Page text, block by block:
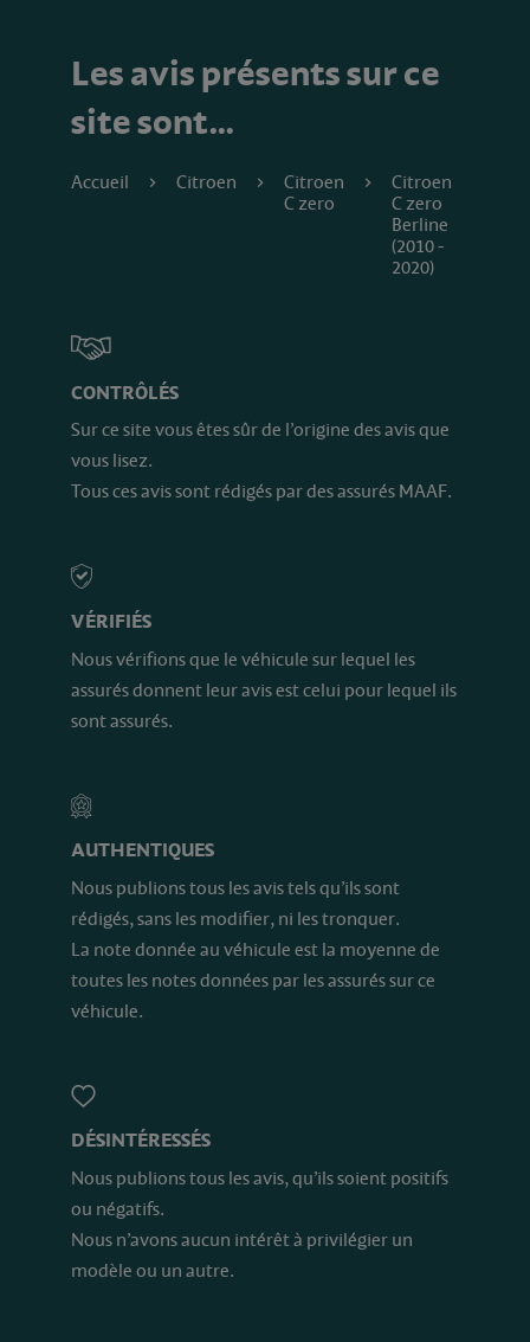
Les avis présents sur ce
site sont…
Accueil Citroen
Citroen
C zero
Citroen
C zero
Berline
(2010 -
2020)
CONTRÔLÉS
Sur ce site vous êtes sûr de l’origine des avis que
vous lisez.
Tous ces avis sont rédigés par des assurés MAAF.
VÉRIFIÉS
Nous vérifions que le véhicule sur lequel les
assurés donnent leur avis est celui pour lequel ils
sont assurés.
AUTHENTIQUES
Nous publions tous les avis tels qu’ils sont
rédigés, sans les modifier, ni les tronquer.
La note donnée au véhicule est la moyenne de
toutes les notes données par les assurés sur ce
véhicule.
DÉSINTÉRESSÉS
Nous publions tous les avis, qu’ils soient positifs
ou négatifs.
Nous n’avons aucun intérêt à privilégier un
modèle ou un autre.